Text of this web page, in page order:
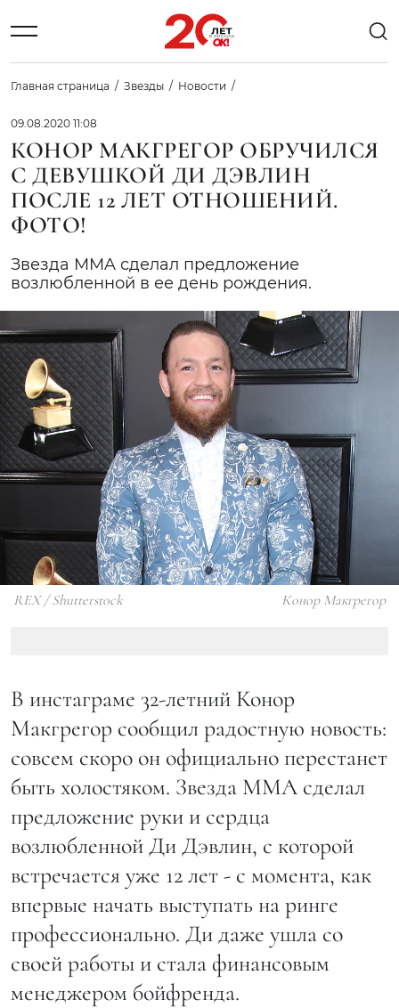
Главная страница Звезды Новости
09.08.2020 11:08
КОНОР МАКГРЕГОР ОБРУЧИЛСЯ
С ДЕВУШКОЙ ДИ ДЭВЛИН
ПОСЛЕ 12 ЛЕТ ОТНОШЕНИЙ.
ФОТО!
Звезда MMA сделал предложение
возлюбленной в ее день рождения.
REX / Shutterstock Конор Макгрегор
В инстаграме 32-летний Конор
Макгрегор сообщил радостную новость:
совсем скоро он официально перестанет
быть холостяком. Звезда ММА сделал
предложение руки и сердца
возлюбленной Ди Дэвлин, с которой
встречается уже 12 лет - с момента, как
впервые начать выступать на ринге
профессионально. Ди даже ушла со
своей работы и стала финансовым
менеджером бойфренда.